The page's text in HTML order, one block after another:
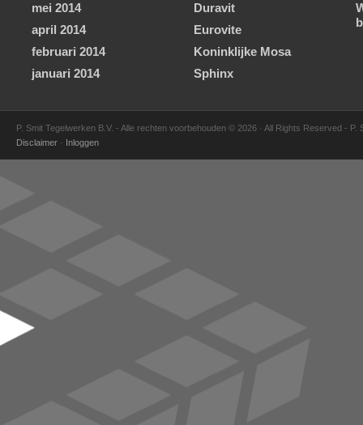
mei 2014
april 2014
februari 2014
januari 2014
Duravit
Eurovite
Koninklijke Mosa
Sphinx
P. Smit Tegelwerken B.V. - Alle rechten voorbehouden © 2026 · All Rights Reserved - P.
Disclaimer · Inloggen